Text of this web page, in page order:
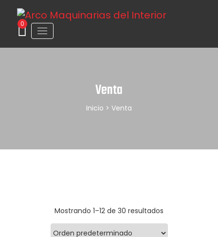
0
Venta
Inicio > Venta
Mostrando 1–12 de 30 resultados